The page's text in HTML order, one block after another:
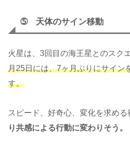
➄ 天体のサイン移動
火星は、3回目の海王星とのスク
月25日には、7ヶ月ぶりにサイン
す。
スピード、好奇心、変化を求める
り共感による行動に変わりそう。